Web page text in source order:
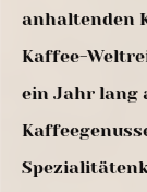
anhaltenden
Kaffee-
ein Jahr lang